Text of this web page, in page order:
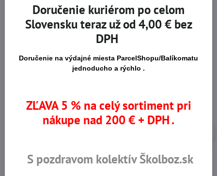
Na trhu od r​. 2008 Certifikované výrobky
Skladom viac ako 36 tisíc
Výhodné ceny
Doručenie kuriérom po celom
Slovensku teraz už od 4,00 € bez
DPH
Doručenie na výdajné miesta ParcelShopu/Balíkomatu
jednoducho a rýchlo .
ZĽAVA 5 % na celý sortiment pri
nákupe nad 200 € + DPH .
S pozdravom kolektív Školboz.sk